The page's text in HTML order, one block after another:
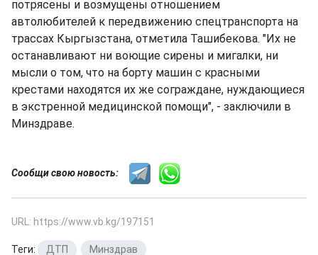
потрясены и возмущены отношением
автолюбителей к передвижению спецтранспорта на
трассах Кыргызстана, отметила Ташибекова. "Их не
останавливают ни воющие сирены и мигалки, ни
мысли о том, что на борту машин с красными
крестами находятся их же сограждане, нуждающиеся
в экстренной медицинской помощи", - заключили в
Минздраве.
Сообщи свою новость:
URL: https://www.vb.kg/197151
Теги: ДТП Минздрав